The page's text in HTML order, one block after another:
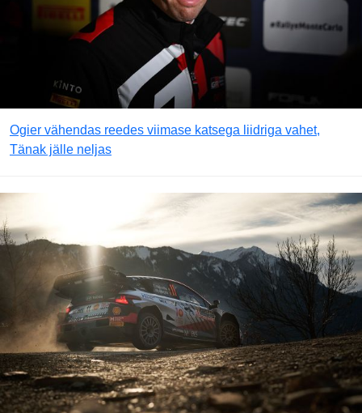
Ogier vähendas reedes viimase katsega liidriga vahet,
Tänak jälle neljas